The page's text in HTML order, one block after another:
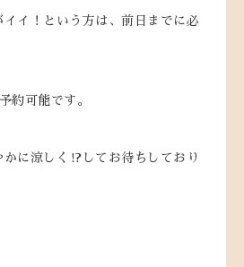
イイ！という方は、前日までに必
約可能です。
かに涼しく⁉️してお待ちしており